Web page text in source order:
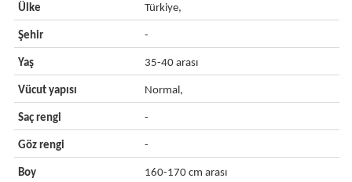
Ülke Türkiye,
Şehir -
Yaş 35-40 arası
Vücut yapısı Normal,
Saç rengi -
Göz rengi -
Boy 160-170 cm arası